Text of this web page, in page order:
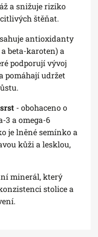
a snižuje riziko
štěňat.
antioxidanty
beta-karoten) a
podporují vývoj
pomáhají udržet
- obohaceno o
3 a omega-6
je lněné semínko a
kůži a lesklou,
minerál, který
stolice a